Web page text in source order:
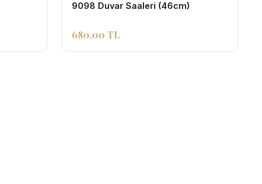
9098 Duvar Saaleri (46cm)
680,00 TL